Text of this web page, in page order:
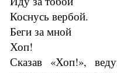
Коснусь вербой.
Беги за мной
Хоп!
Сказав «Хоп!»,